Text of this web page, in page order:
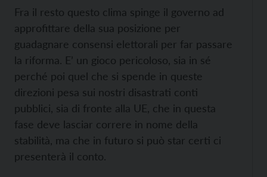
Fra il resto questo clima spinge il governo ad
approfittare della sua posizione per
guadagnare consensi elettorali per far passare
la riforma. E’ un gioco pericoloso, sia in sé
perché poi quel che si spende in queste
direzioni pesa sui nostri disastrati conti
pubblici, sia di fronte alla UE, che in questa
fase deve lasciar correre in nome della
stabilità, ma che in futuro si può star certi ci
presenterà il conto.